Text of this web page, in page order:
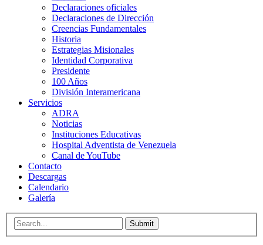
Declaraciones oficiales
Declaraciones de Dirección
Creencias Fundamentales
Historia
Estrategias Misionales
Identidad Corporativa
Presidente
100 Años
División Interamericana
Servicios
ADRA
Noticias
Instituciones Educativas
Hospital Adventista de Venezuela
Canal de YouTube
Contacto
Descargas
Calendario
Galería
Submit